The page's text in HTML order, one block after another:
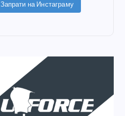
Запрати на Инстаграму